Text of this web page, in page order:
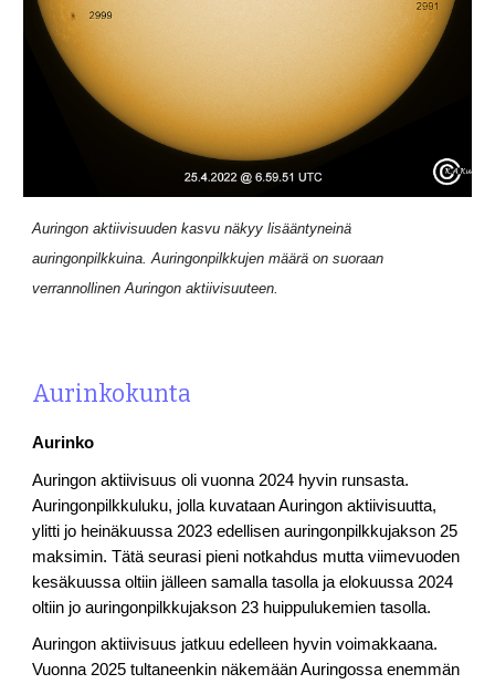
Auringon aktiivisuuden kasvu näkyy lisääntyneinä
auringonpilkkuina. Auringonpilkkujen määrä on suoraan
verrannollinen Auringon aktiivisuuteen.
Aurinkokunta
Aurinko
Auringon aktiivisuus oli vuonna 2024 hyvin runsasta.
Auringonpilkkuluku, jolla kuvataan Auringon aktiivisuutta,
ylitti jo heinäkuussa 2023 edellisen auringonpilkkujakson 25
maksimin. Tätä seurasi pieni notkahdus mutta viimevuoden
kesäkuussa oltiin jälleen samalla tasolla ja elokuussa 2024
oltiin jo auringonpilkkujakson 23 huippulukemien tasolla.
Auringon aktiivisuus jatkuu edelleen hyvin voimakkaana.
Vuonna 2025 tultaneenkin näkemään Auringossa enemmän